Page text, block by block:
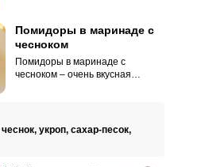
Помидоры в маринаде с
чесноком
Помидоры в маринаде с
чесноком – очень вкусная
сладость.
чеснок, укроп, сахар-песок,